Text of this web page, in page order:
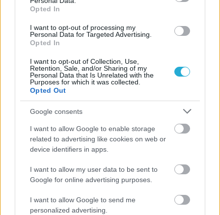
Opted In
I want to opt-out of processing my
Personal Data for Targeted Advertising.
Opted In
I want to opt-out of Collection, Use,
Retention, Sale, and/or Sharing of my
Personal Data that Is Unrelated with the
Purposes for which it was collected.
Opted Out
Google consents
I want to allow Google to enable storage
related to advertising like cookies on web or
device identifiers in apps.
I want to allow my user data to be sent to
Google for online advertising purposes.
I want to allow Google to send me
personalized advertising.
Σε νέα τροχιά μπαίνει πλέον ο Πανναξιακός μετά τις
Καρούση και Μανδηλαρά στην πρώτη θέση των
προτιμήσεων, αλλά και τους ανθρώπους του νησιού πιο
κοντά στην ομάδα... Κάτοχος της Κάρτας Φιλάθλου
ο Πρόεδρος της Ένωσης Ξενοδόχων Νάξου Βαγγέλης
Κατσαράς.